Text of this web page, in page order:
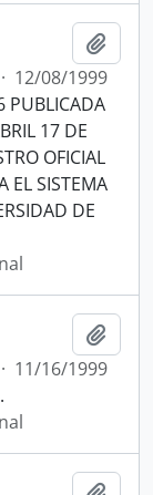
· 12/08/1999
PUBLICADA
17 DE
OFICIAL
EL SISTEMA
DE
· 11/16/1999